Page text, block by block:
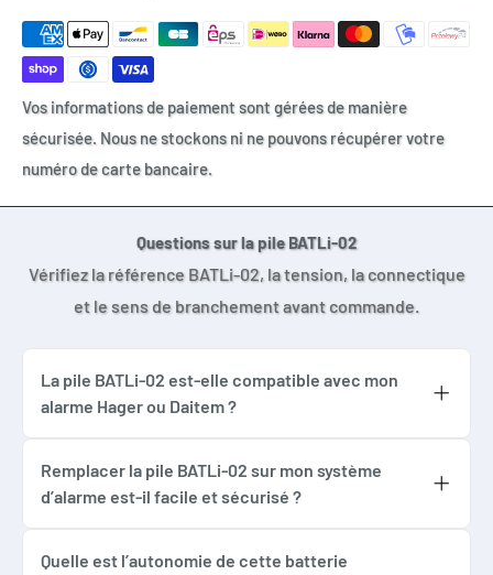
Vos informations de paiement sont gérées de manière
sécurisée. Nous ne stockons ni ne pouvons récupérer votre
numéro de carte bancaire.
Questions sur la pile BATLi-02
Vérifiez la référence BATLi-02, la tension, la connectique
et le sens de branchement avant commande.
La pile BATLi-02 est-elle compatible avec mon
alarme Hager ou Daitem ?
référence BATLi-02 compatible. Vérifiez
toujours la référence exacte inscrite sur
Remplacer la pile BATLi-02 sur mon système
d’alarme est-il facile et sécurisé ?
Daitem est simple et peut être réalisé
Quelle est l’autonomie de cette batterie